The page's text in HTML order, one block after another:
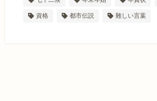
資格 都市伝説 難しい言葉